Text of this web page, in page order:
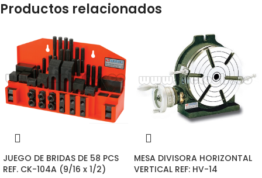
Productos relacionados
JUEGO DE BRIDAS DE 58 PCS
REF. CK-104A (9/16 x 1/2)
MESA DIVISORA HORIZONTAL
VERTICAL REF: HV-14